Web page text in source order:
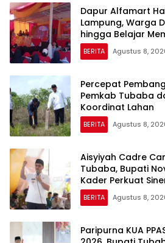
Dapur Alfamart
Lampung, Warga
hingga Belajar
BERITA Agustus 8,
Percepat
Pemkab Tubaba
Koordinat Lahan
BERITA Agustus 8,
Aisyiyah Cadre
Tubaba, Bupati
Kader Perkuat
BERITA Agustus 8,
Paripurna KUA